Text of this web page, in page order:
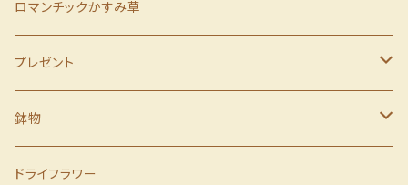
ロマンチックかすみ草
プレゼント
母の日
父の日
鉢物
季節の鉢物
ドライフラワー